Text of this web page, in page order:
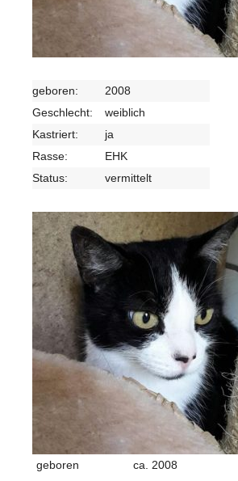
geboren:
2008
Geschlecht:
weiblich
Kastriert:
ja
Rasse:
EHK
Status:
vermittelt
geboren
ca. 2008